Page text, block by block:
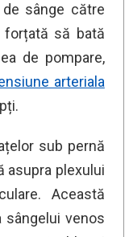
sânge către
forțată să bată
de pompare,
arteriala
sub pernă
asupra plexului
Această
sângelui venos